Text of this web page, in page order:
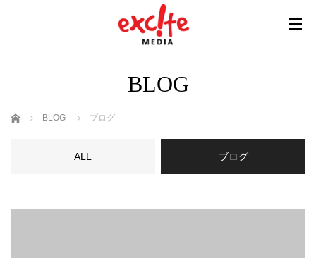
BLOG
ホーム BLOG ブログ
ALL ブログ